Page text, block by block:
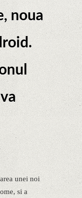
noua
unei noi
si a